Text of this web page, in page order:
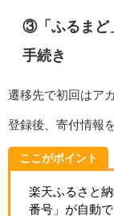
③「ふるまど
手続き
遷移先で初回はア
登録後、寄付情報
ここがポイント
楽天ふるさと
番号」が自動